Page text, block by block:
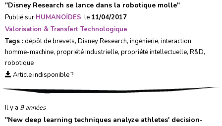
"Disney Research se lance dans la robotique molle"
Publié sur HUMANOÏDES, le 11/04/2017
Valorisation & Transfert Technologique
Tags :dépôt de brevets, Disney Research, ingénierie, interaction
homme-machine, propriété industrielle, propriété intellectuelle, R&D,
robotique
Article indisponible ?
Il y a 9 années
"New deep learning techniques analyze athletes' decision-